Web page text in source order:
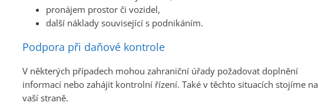
pronájem prostor či vozidel,
další náklady související s podnikáním.
Podpora při daňové kontrole
V některých případech mohou zahraniční úřady požadovat doplnění
informací nebo zahájit kontrolní řízení. Také v těchto situacích stojíme na
vaší straně.